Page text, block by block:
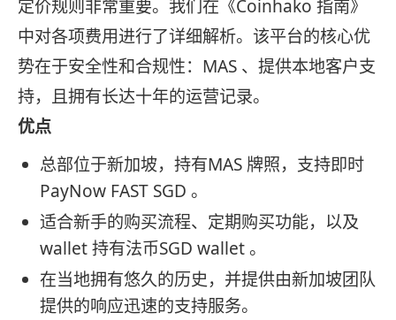
定价规则非常重要。我们在《Coinhako 指南》
中对各项费用进行了详细解析。该平台的核心优
势在于安全性和合规性：MAS 、提供本地客户支
持，且拥有长达十年的运营记录。
优点
总部位于新加坡，持有MAS 牌照，支持即时
PayNow FAST SGD 。
适合新手的购买流程、定期购买功能，以及
wallet 持有法币SGD wallet 。
在当地拥有悠久的历史，并提供由新加坡团队
提供的响应迅速的支持服务。